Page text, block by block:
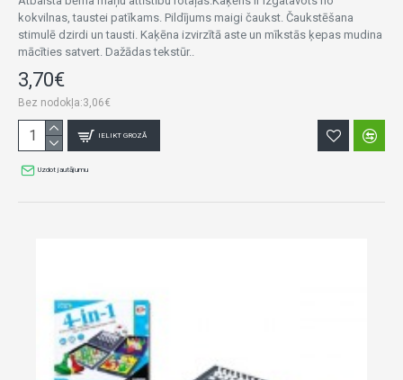
kokvilnas, taustei patīkams. Pildījums maigi čaukst. Čaukstēšana
stimulē dzirdi un tausti. Kaķēna izvirzītā aste un mīkstās ķepas mudina
mācīties satvert. Dažādas tekstūr..
3,70€
Bez nodokļa:3,06€
IELIKT GROZĀ
Uzdot jautājumu